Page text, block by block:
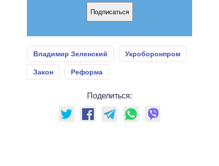
Подписаться
Владимир Зеленский Укроборонпром
Закон Реформа
Поделиться: